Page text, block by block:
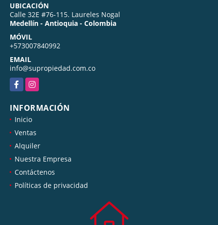
UBICACIÓN
Calle 32E #76-115. Laureles Nogal
Medellín - Antioquia - Colombia
MÓVIL
+573007840992
EMAIL
info@supropiedad.com.co
FacebookInstagram
INFORMACIÓN
Inicio
Ventas
Alquiler
Nuestra Empresa
Contáctenos
Políticas de privacidad